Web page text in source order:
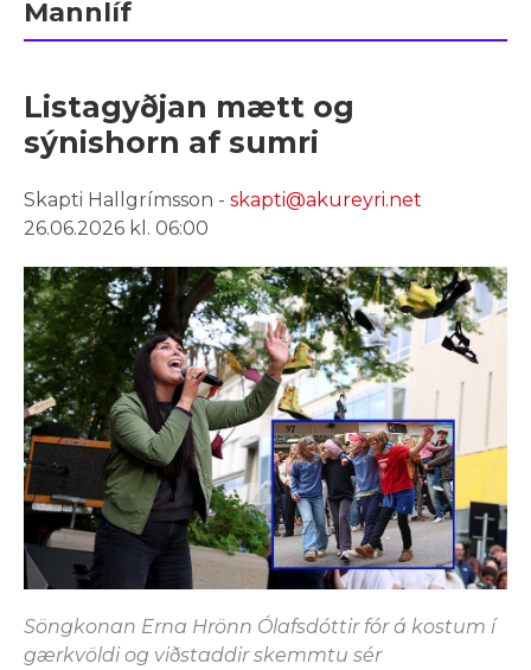
Mannlíf
Listagyðjan mætt og
sýnishorn af sumri
Skapti Hallgrímsson - skapti@akureyri.net
26.06.2026 kl. 06:00
Söngkonan Erna Hrönn Ólafsdóttir fór á kostum í
gærkvöldi og viðstaddir skemmtu sér